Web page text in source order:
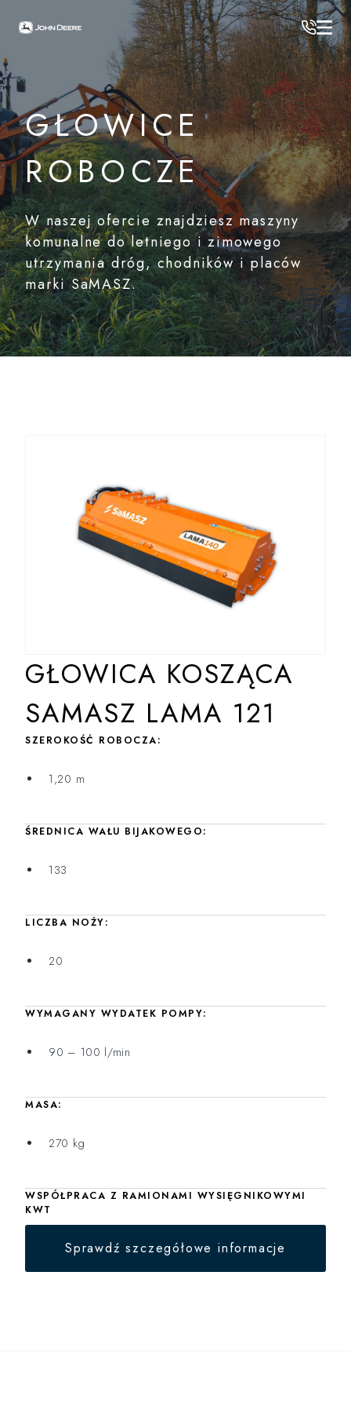
JOHN DEERE/ Maszyny komunalne i ogrodowe/
Osprzęt komunalny SaMASZ/Głowice robocze
GŁOWICE
ROBOCZE
W naszej ofercie znajdziesz maszyny
komunalne do letniego i zimowego
utrzymania dróg, chodników i placów
marki SaMASZ.
GŁOWICA KOSZĄCA
SAMASZ LAMA 121
SZEROKOŚĆ ROBOCZA:
1,20 m
ŚREDNICA WAŁU BIJAKOWEGO:
133
LICZBA NOŻY:
20
WYMAGANY WYDATEK POMPY:
90 – 100 l/min
MASA:
270 kg
WSPÓŁPRACA Z RAMIONAMI WYSIĘGNIKOWYMI
KWT
Sprawdź szczegółowe informacje